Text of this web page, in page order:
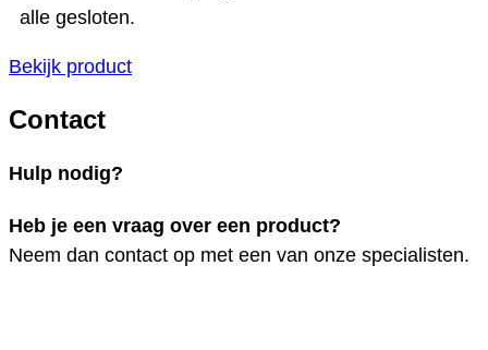
alle gesloten.
Bekijk product
Contact
Hulp nodig?
Heb je een vraag over een product?
Neem dan contact op met een van onze specialisten.